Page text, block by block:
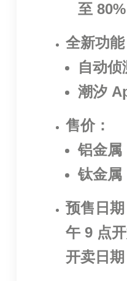
至
全新功能
自动侦
潮汐
售价：
铝金属
钛金属
预售日
午 9 点
开卖日期